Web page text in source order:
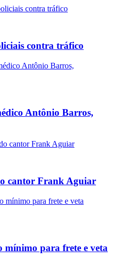
contra tráfico
Antônio Barros,
cantor Frank Aguiar
mínimo para frete e veta